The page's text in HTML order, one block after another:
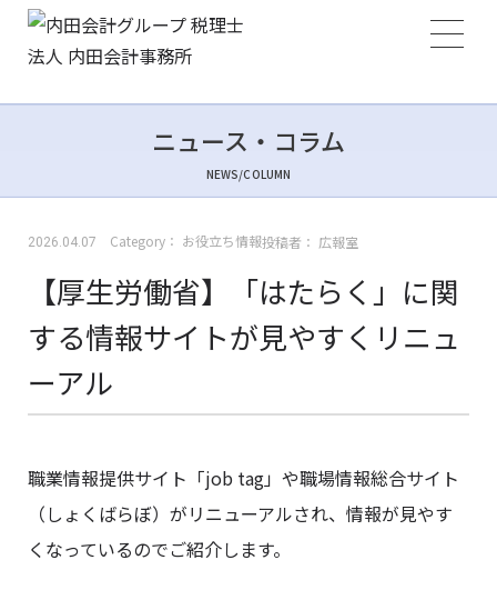
ニュース・コラム
NEWS/COLUMN
2026.04.07 Category： お役立ち情報投稿者： 広報室
【厚生労働省】「はたらく」に関
する情報サイトが見やすくリニュ
ーアル
職業情報提供サイト「job tag」や職場情報総合サイト
（しょくばらぼ）がリニューアルされ、情報が見やす
くなっているのでご紹介します。